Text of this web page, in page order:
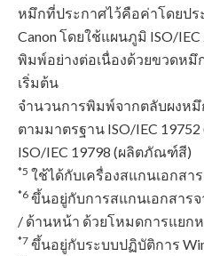
หมึกที่ประกาศไว้คือค่าโดยป
Canon โดยใช้แผนภูมิ ISO/
พิมพ์อย่างต่อเนื่องด้วยขวดหมึ
เริ่มต้น
จำนวนการพิมพ์จากตลับผงหมึ
ตามมาตรฐาน ISO/IEC
ISO/IEC 19798 (ผลิตภัณฑ์สี)
*5 ใช้ได้กับเครื่องสแกนเอกสา
*6 ขึ้นอยู่กับการสแกนเอกสาร
/ ด้านหน้า ด้วยโหมดการแยก
*7 ขึ้นอยู่กับระบบปฏิบัติการ